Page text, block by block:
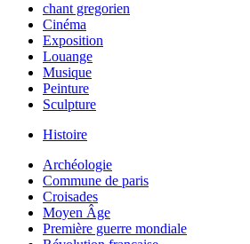
chant gregorien
Cinéma
Exposition
Louange
Musique
Peinture
Sculpture
Histoire
Archéologie
Commune de paris
Croisades
Moyen Âge
Première guerre mondiale